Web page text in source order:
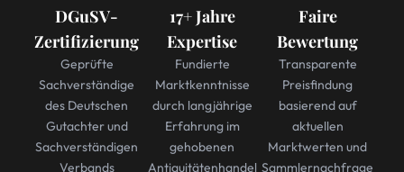
DGuSV-
Zertifizierung
Geprüfte
Sachverständige
des Deutschen
Gutachter und
Sachverständigen
Verbands
17+ Jahre
Expertise
Fundierte
Marktkenntnisse
durch langjährige
Erfahrung im
gehobenen
Antiquitätenhandel
Faire
Bewertung
Transparente
Preisfindung
basierend auf
aktuellen
Marktwerten und
Sammlernachfrage